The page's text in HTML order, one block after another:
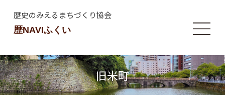
歴史のみえるまちづくり協会
歴NAVIふくい
旧米町